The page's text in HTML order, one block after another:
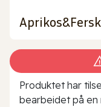
Produktet har
bearbeidet på